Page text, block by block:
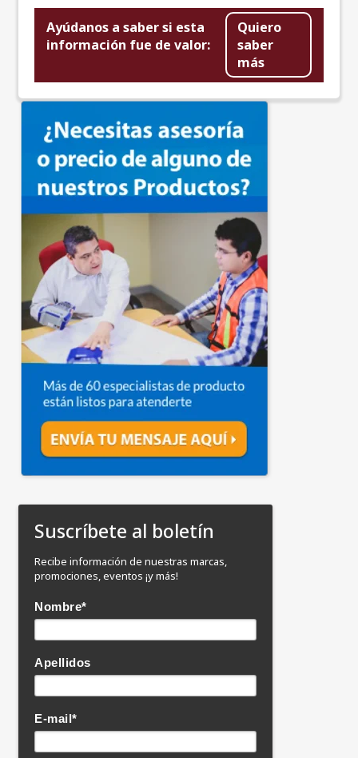
Ayúdanos a saber si esta
información fue de valor:
Quiero
saber
más
Suscríbete al boletín
Recibe información de nuestras marcas,
promociones, eventos ¡y más!
Nombre*
Apellidos
E-mail*